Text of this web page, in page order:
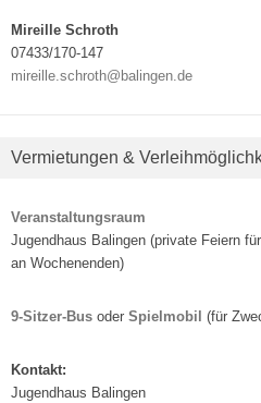
Mireille Schroth
07433/170-147
mireille.schroth@balingen.de
Vermietungen &
Veranstaltungsraum
Jugendhaus Balingen (private Feiern
an Wochenenden)
9-Sitzer-Bus oder Spielmobil (für
Kontakt:
Jugendhaus Balingen